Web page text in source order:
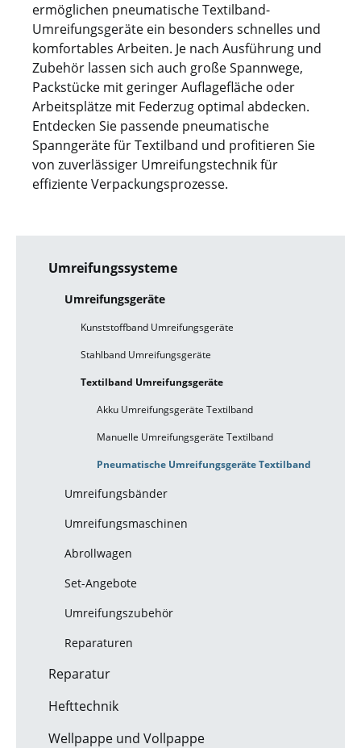
ermöglichen pneumatische Textilband-
Umreifungsgeräte ein besonders schnelles und
komfortables Arbeiten. Je nach Ausführung und
Zubehör lassen sich auch große Spannwege,
Packstücke mit geringer Auflagefläche oder
Arbeitsplätze mit Federzug optimal abdecken.
Entdecken Sie passende pneumatische
Spanngeräte für Textilband und profitieren Sie
von zuverlässiger Umreifungstechnik für
effiziente Verpackungsprozesse.
Umreifungssysteme
Umreifungsgeräte
Kunststoffband Umreifungsgeräte
Stahlband Umreifungsgeräte
Textilband Umreifungsgeräte
Akku Umreifungsgeräte Textilband
Manuelle Umreifungsgeräte Textilband
Pneumatische Umreifungsgeräte Textilband
Umreifungsbänder
Umreifungsmaschinen
Abrollwagen
Set-Angebote
Umreifungszubehör
Reparaturen
Reparatur
Hefttechnik
Wellpappe und Vollpappe